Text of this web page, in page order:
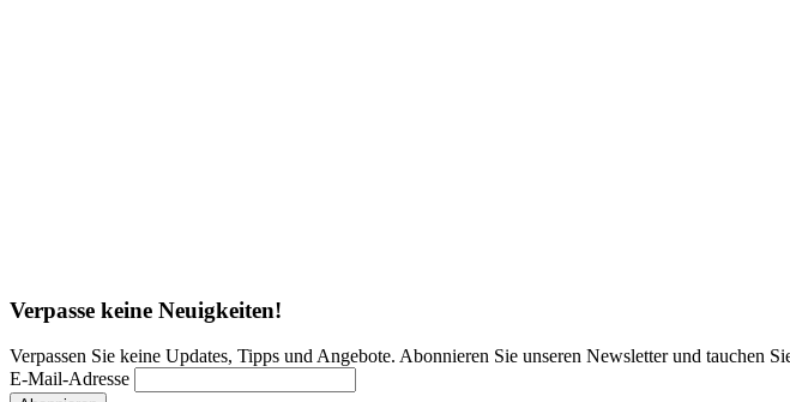
Verpasse keine Neuigkeiten!
Verpassen Sie keine Updates, Tipps und Angebote. Abonnieren Sie unseren Newsletter und tauchen
E-Mail-Adresse